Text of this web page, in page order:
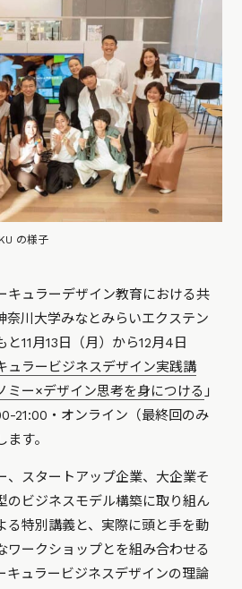
の様子
キュラーデザイン教育における共
奈川大学みなとみらいエクステン
11月13日（月）から12月4日
ュラービジネスデザイン実践講
ー×デザイン思考を身につける 」
21:00・オンライン（最終回のみ
す。
、スタートアップ企業、大企業そ
のビジネスモデル構築に取り組ん
る特別講義と、実際に頭と手を動
ワークショップとを組み合わせる
キュラービジネスデザインの理論